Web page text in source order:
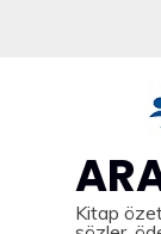
Kitap